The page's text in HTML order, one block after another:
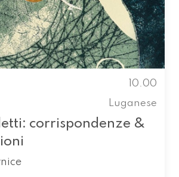
10.00
Luganese
corrispondenze &